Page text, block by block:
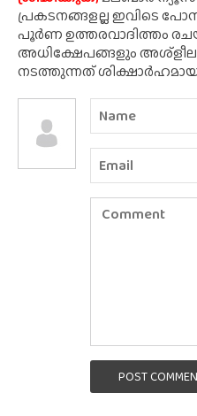
പ്രകടനങ്ങളല്ല ഇവിടെ
പൂർണ ഉത്തരവാദിത്തം
അധിക്ഷേപങ്ങളും
നടത്തുന്നത്
POST